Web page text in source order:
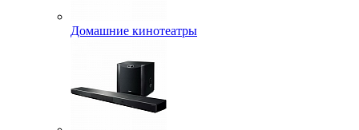
Домашние кинотеатры